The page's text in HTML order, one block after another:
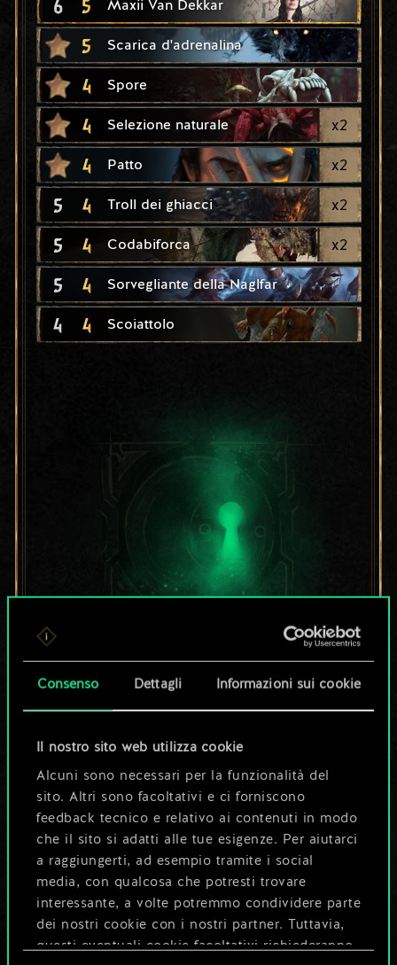
Consenso Dettagli Informazioni sui cookie
Il nostro sito web utilizza cookie
Alcuni sono necessari per la funzionalità del
sito. Altri sono facoltativi e ci forniscono
feedback tecnico e relativo ai contenuti in modo
che il sito si adatti alle tue esigenze. Per aiutarci
a raggiungerti, ad esempio tramite i social
media, con qualcosa che potresti trovare
interessante, a volte potremmo condividere parte
dei nostri cookie con i nostri partner. Tuttavia,
questi eventuali cookie facoltativi richiederanno
6 5 Maxii Van Dekkar
5 Scarica d'adrenalina
4 Spore
4 Selezione naturale x2
4 Patto x2
5 4 Troll dei ghiacci x2
5 4 Codabiforca x2
5 4 Sorvegliante della Naglfar
4 4 Scoiattolo
Per ora, è solo un
set di carte
condiviso.
Ma può diventare
molto altro!
Dai un nome al mazzo e crea una
guida